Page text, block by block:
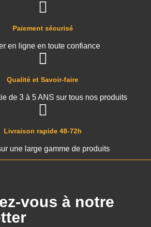
Livraison rapide 48-72h
une large gamme de produits
Qualité et Savoir-faire
de 3 à 5 ANS sur tous nos produits
Paiement sécurisé
en ligne en toute confiance
vous à notre